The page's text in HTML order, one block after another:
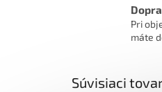
Pri
máte
Súvisiaci